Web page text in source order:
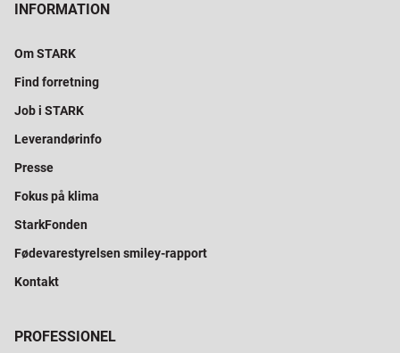
INFORMATION
Om STARK
Find forretning
Job i STARK
Leverandørinfo
Presse
Fokus på klima
StarkFonden
Fødevarestyrelsen smiley-rapport
Kontakt
PROFESSIONEL